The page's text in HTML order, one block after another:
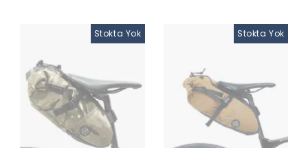
Stokta Yok Stokta Yok